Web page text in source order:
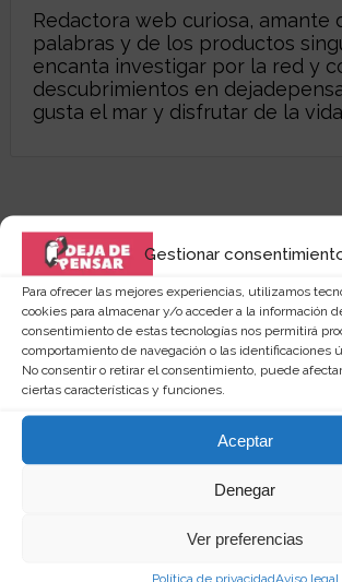
Gestionar
Para ofrecer las mejores experiencias, utilizamos
cookies para almacenar y/o acceder a la información
consentimiento de estas tecnologías nos permitirá
comportamiento de navegación o las identificaciones
No consentir o retirar el consentimiento, puede
ciertas características y funciones.
Aceptar
Denegar
Ver preferencias
Política de privacidadAviso legal
Redactora web curiosa, amante
palabras y de los productos
encanta investigar por la red y
descubrimientos en
gusta el mar y disfrutar de la
Quizás te puede